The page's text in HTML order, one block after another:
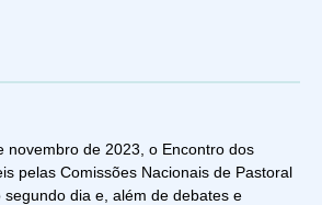
novembro de 2023, o Encontro dos
pelas Comissões Nacionais de Pastoral
dia e, além de debates e